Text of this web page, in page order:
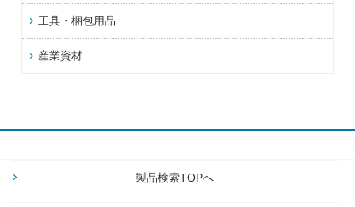
工具・梱包用品
産業資材
製品検索TOPへ